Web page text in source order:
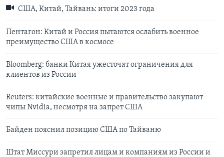
США, Китай, Тайвань: итоги 2023 года
Пентагон: Китай и Россия пытаются ослабить военное
преимущество США в космосе
Bloomberg: банки Китая ужесточат ограничения для
клиентов из России
Reuters: китайские военные и правительство закупают
чипы Nvidia, несмотря на запрет США
Байден пояснил позицию США по Тайваню
Штат Миссури запретил лицам и компаниям из России и